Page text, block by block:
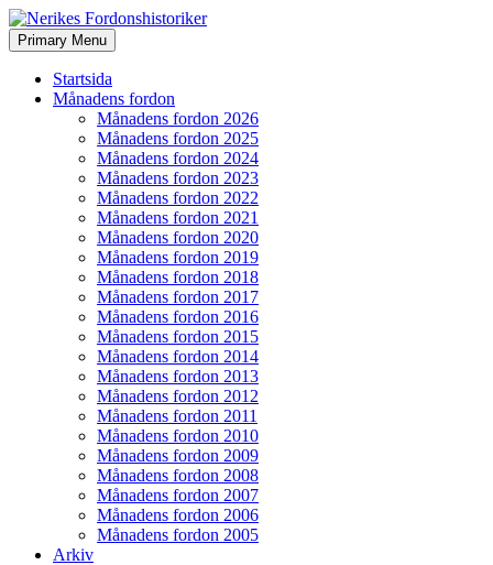
Nerikes Fordonshistoriker
Search
Primary Menu Skip
to
Startsida
Månadens fordon
Månadens fordon 2026
Månadens fordon 2025
Månadens fordon 2024
Månadens fordon 2023
Månadens fordon 2022
Månadens fordon 2021
Månadens fordon 2020
Månadens fordon 2019
Månadens fordon 2018
Månadens fordon 2017
Månadens fordon 2016
Månadens fordon 2015
Månadens fordon 2014
Månadens fordon 2013
Månadens fordon 2012
Månadens fordon 2011
Månadens fordon 2010
Månadens fordon 2009
Månadens fordon 2008
Månadens fordon 2007
Månadens fordon 2006
Månadens fordon 2005
Arkiv